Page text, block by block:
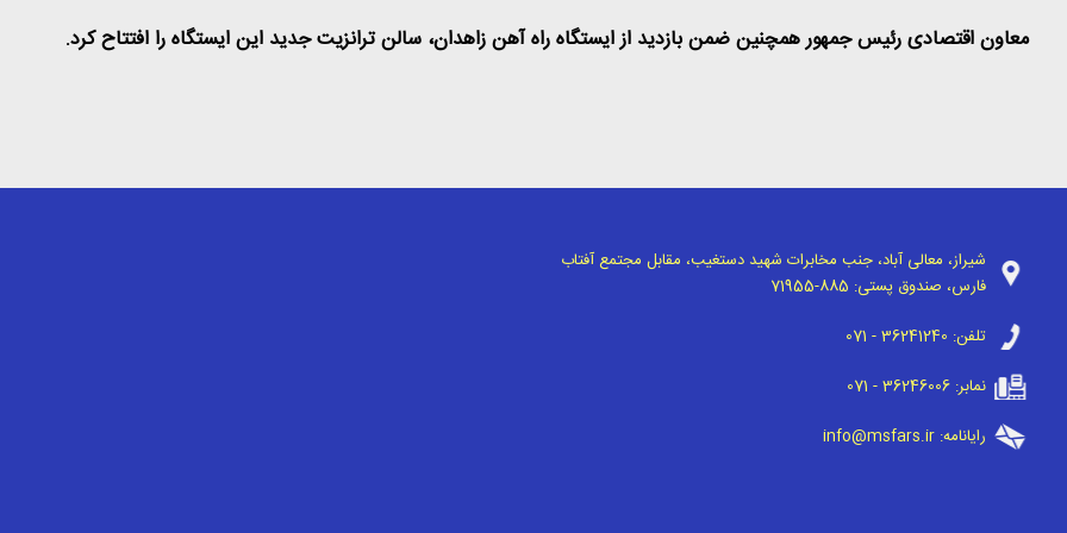
معاون اقتصادی رئیس جمهور همچنین ضمن بازدید از ایستگاه راه آهن زاهدان، سالن ترانزیت جدید این ایستگاه را افتتاح کرد.
شیراز، معالی آباد، جنب مخابرات شهید دستغیب، مقابل مجتمع آفتاب
فارس، صندوق پستی: 71955-885
تلفن: 071 - 36241240
نمابر: 071 - 36246006
رایانامه: info@msfars.ir